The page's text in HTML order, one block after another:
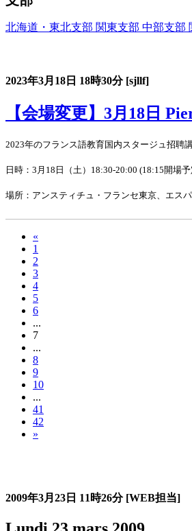
北海道・東北支部 関東支部 中部支部
2023年3月18日 18時30分 [sjllf]
【会場変更】3月18日
2023年のフランス語教育国内スタージュ招聘
日時：3月18日（土）18:30-20:00 (18:15開場予
場所：アンスティチュ・フランセ東京、エス
«
1
2
3
4
5
6
...
7
...
8
9
10
...
41
42
»
2009年3月23日 11時26分 [WEB担当]